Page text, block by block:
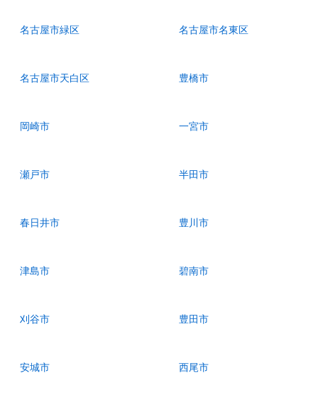
名古屋市緑区 名古屋市名東区
名古屋市天白区 豊橋市
岡崎市 一宮市
瀬戸市 半田市
春日井市 豊川市
津島市 碧南市
刈谷市 豊田市
安城市 西尾市